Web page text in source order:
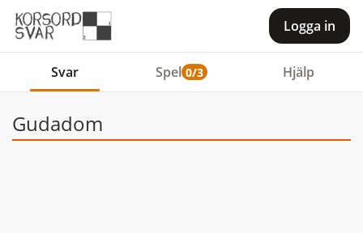
Logga in
Svar Spel 0/3 Hjälp
Gudadom